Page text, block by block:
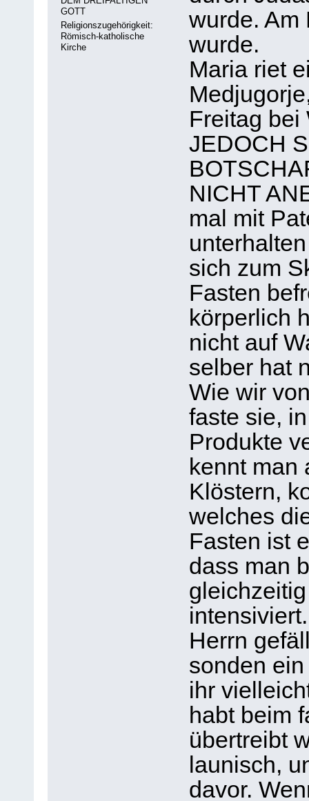
GOTT
Religionszugehörigkeit:
Römisch-katholische
Kirche
wurde. Am
wurde.
Maria riet
Freitag bei
JEDOCH
NICHT
mal mit
sich zum
Fasten
körperlich
nicht auf
selber hat
Wie wir
faste sie,
Produkte
kennt man
Klöstern,
welches
Fasten ist
dass man
Herrn
sonden
ihr
habt beim
übertreibt
launisch,
davor.